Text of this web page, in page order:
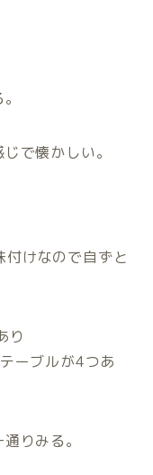
で懐かしい。
付けなので自ずと
り
ーブルが4つあ
りみる。